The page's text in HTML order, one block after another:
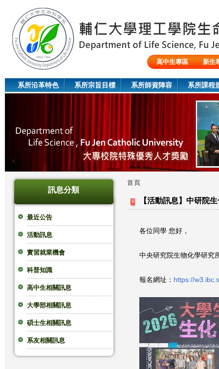
高中生專區
新生
系所沿革特色 系所宗旨目標 系所師資陣容 系所課程
訊息分類
最近公告
活動訊息
實習就業機會
科普知識
高中生相關訊息
大學部相關訊息
碩士生相關訊息
系友相關訊息
您
首頁
【活動訊息】中研院
各位同學 您好，
中央研究院生物化學研究
報名網址： https://